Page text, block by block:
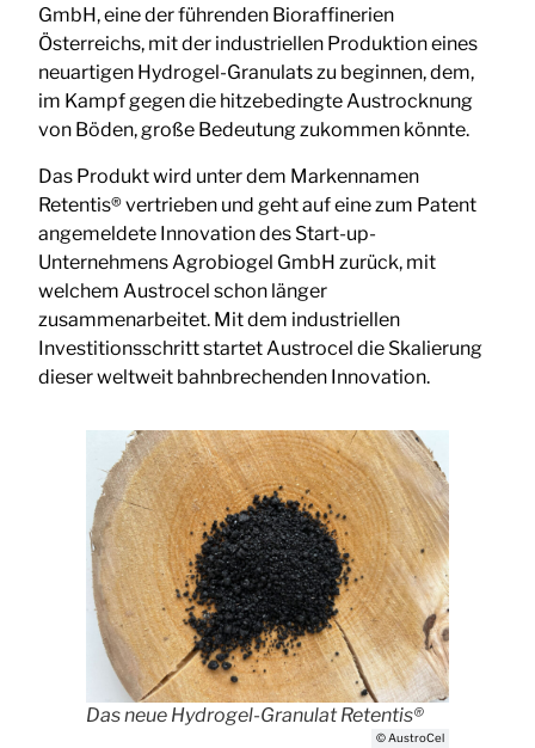
GmbH, eine der führenden Bioraffinerien
Österreichs, mit der industriellen Produktion eines
neuartigen Hydrogel-Granulats zu beginnen, dem,
im Kampf gegen die hitzebedingte Austrocknung
von Böden, große Bedeutung zukommen könnte.
Das Produkt wird unter dem Markennamen
Retentis® vertrieben und geht auf eine zum Patent
angemeldete Innovation des Start-up-
Unternehmens Agrobiogel GmbH zurück, mit
welchem Austrocel schon länger
zusammenarbeitet. Mit dem industriellen
Investitionsschritt startet Austrocel die Skalierung
dieser weltweit bahnbrechenden Innovation.
Das neue Hydrogel-Granulat Retentis®
© AustroCel